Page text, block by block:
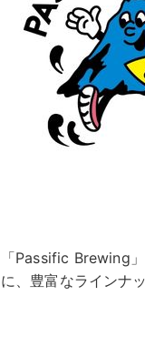
「Passific Brewing
に、豊富なラインナ